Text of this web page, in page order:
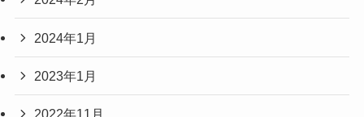
2024年1月
2023年1月
2022年11月